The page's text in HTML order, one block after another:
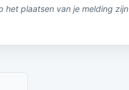
het plaatsen van je melding zijn